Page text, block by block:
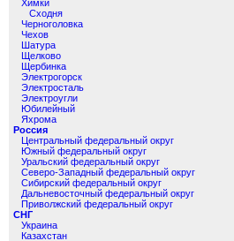
Химки
Сходня
Черноголовка
Чехов
Шатура
Щелково
Щербинка
Электрогорск
Электросталь
Электроугли
Юбилейный
Яхрома
Россия
Центральный федеральный округ
Южный федеральный округ
Уральский федеральный округ
Северо-Западный федеральный округ
Сибирский федеральный округ
Дальневосточный федеральный округ
Приволжский федеральный округ
СНГ
Украина
Казахстан